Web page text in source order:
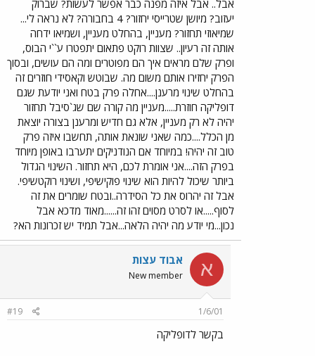
אבל.. אבל איזה מפנה כבר אפשר לעשות? שברוק
יעזוב? מיושן שטרייסי יחזור? 4 בחבורה? לא נראה לי...
שמיאוזי תחזור? מעניין, בהחלט מעניין, ושמיאו ידחה
אותה זה רעיון.. שצוות רוקט פתאום יתפטרו ע``י הבוס,
ופרק שלם מראים איך הם מפוטרים ומה הם עושים, ובסוך
הפרק יחזירו אותם משום מה. שבוטש וקאסידי חוזרים זה
בהחלט שינוי מרענן....אחלה פרק בטח ואני יודעת שגם
דופליקה חוזרת.....מעניין מה קורה שם שג`סיבל תחזור
יהיה לא רק מעניין, אלא גם חדיש ומרענן בצורה יוצאת
מן הכלל....כמה שאני שונאת אותה, תחשבו איזה פרק
טוב זה יהיה! במיוחד אם הנודניקים יתערבו באופן מיוחד
בפרק הזה....אני אומרת לכם, היא תחזור. השינוי הגדול
ביותר שיכול להיות הוא שינוי פוקישיפי, ושינוי רוקטשיפי.
אבל זה יהרוס את כל הסידרה..ובטח שומרים את זה
לסוף.....או לסרט מסוים זהו זה......מאוד מדכא אבל
נכון...מי יודע מה יהיה הלאה...אבל תמיד יש זכרונות הא?
א אבוד עצות
New member
1/6/01
#19
בקשר לדופליקה